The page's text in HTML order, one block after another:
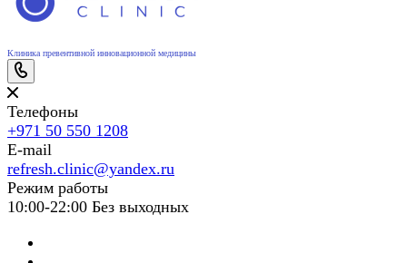
Клиника превентивной инновационной медицины
Телефоны
+971 50 550 1208
E-mail
refresh.clinic@yandex.ru
Режим работы
10:00-22:00 Без выходных